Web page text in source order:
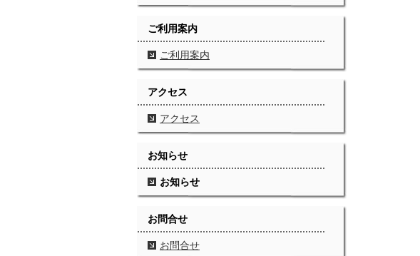
ご利用案内
ご利用案内
アクセス
アクセス
お知らせ
お知らせ
お問合せ
お問合せ